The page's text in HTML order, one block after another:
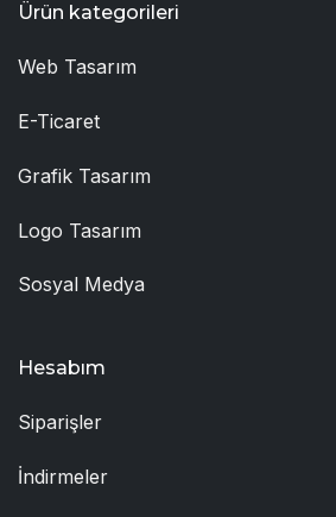
Ürün kategorileri
Web Tasarım
E-Ticaret
Grafik Tasarım
Logo Tasarım
Sosyal Medya
Hesabım
Siparişler
İndirmeler